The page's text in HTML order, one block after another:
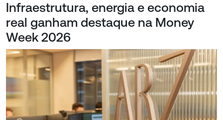
Infraestrutura, energia e economia
real ganham destaque na Money
Week 2026